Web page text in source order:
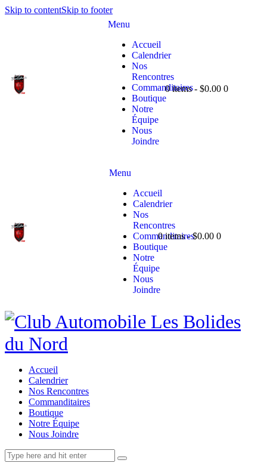
Skip to contentSkip to footer
Menu
Accueil
Calendrier
Nos
Rencontres
Commanditaires
Boutique
Notre
Équipe
Nous
Joindre
0 items - $0.00 0
Menu
Accueil
Calendrier
Nos
Rencontres
Commanditaires
Boutique
Notre
Équipe
Nous
Joindre
0 items - $0.00 0
Accueil
Calendrier
Nos Rencontres
Commanditaires
Boutique
Notre Équipe
Nous Joindre